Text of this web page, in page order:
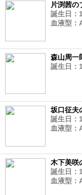
片渕茜の
誕生日：
血液型：
森山周一
誕生日：
坂口征夫
誕生日：
血液型：
木下美咲
誕生日：
血液型：